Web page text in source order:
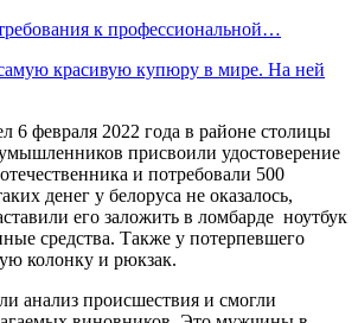
к профессиональной…
красивую купюру в мире. На ней
6 февраля 2022 года в районе столицы
присвоили удостоверение
и потребовали 500
денег у белоруса не оказалось,
его заложить в ломбарде ноутбук
средства. Также у потерпевшего
колонку и рюкзак.
анализ происшествия и смогли